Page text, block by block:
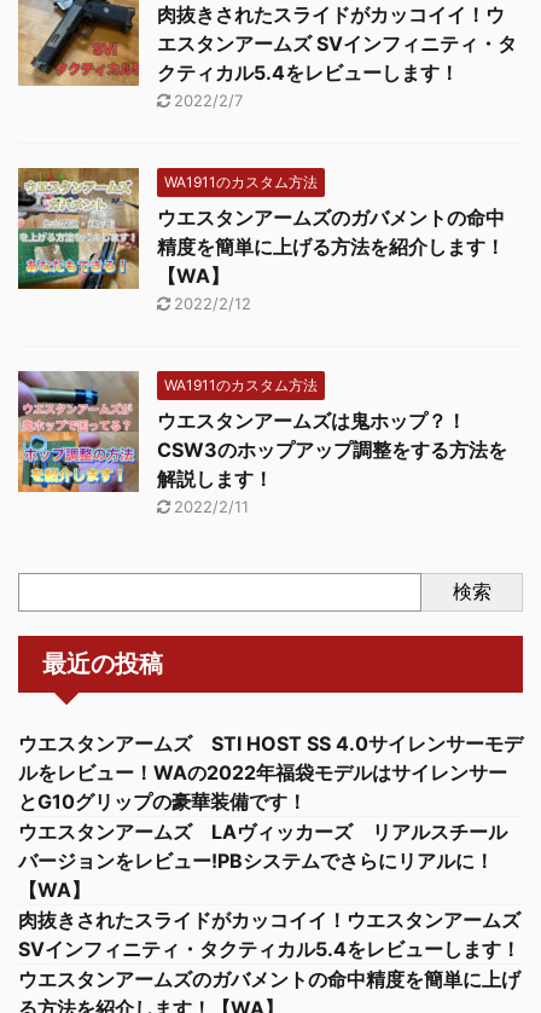
肉抜きされたスライドがカッコイイ！ウ
エスタンアームズ SVインフィニティ・タ
クティカル5.4をレビューします！
2022/2/7
WA1911のカスタム方法
ウエスタンアームズのガバメントの命中
精度を簡単に上げる方法を紹介します！
【WA】
2022/2/12
WA1911のカスタム方法
ウエスタンアームズは鬼ホップ？！
CSW3のホップアップ調整をする方法を
解説します！
2022/2/11
検索
最近の投稿
ウエスタンアームズ STI HOST SS 4.0サイレンサーモデ
ルをレビュー！WAの2022年福袋モデルはサイレンサー
とG10グリップの豪華装備です！
ウエスタンアームズ LAヴィッカーズ リアルスチール
バージョンをレビュー!PBシステムでさらにリアルに！
【WA】
肉抜きされたスライドがカッコイイ！ウエスタンアームズ
SVインフィニティ・タクティカル5.4をレビューします！
ウエスタンアームズのガバメントの命中精度を簡単に上げ
る方法を紹介します！【WA】